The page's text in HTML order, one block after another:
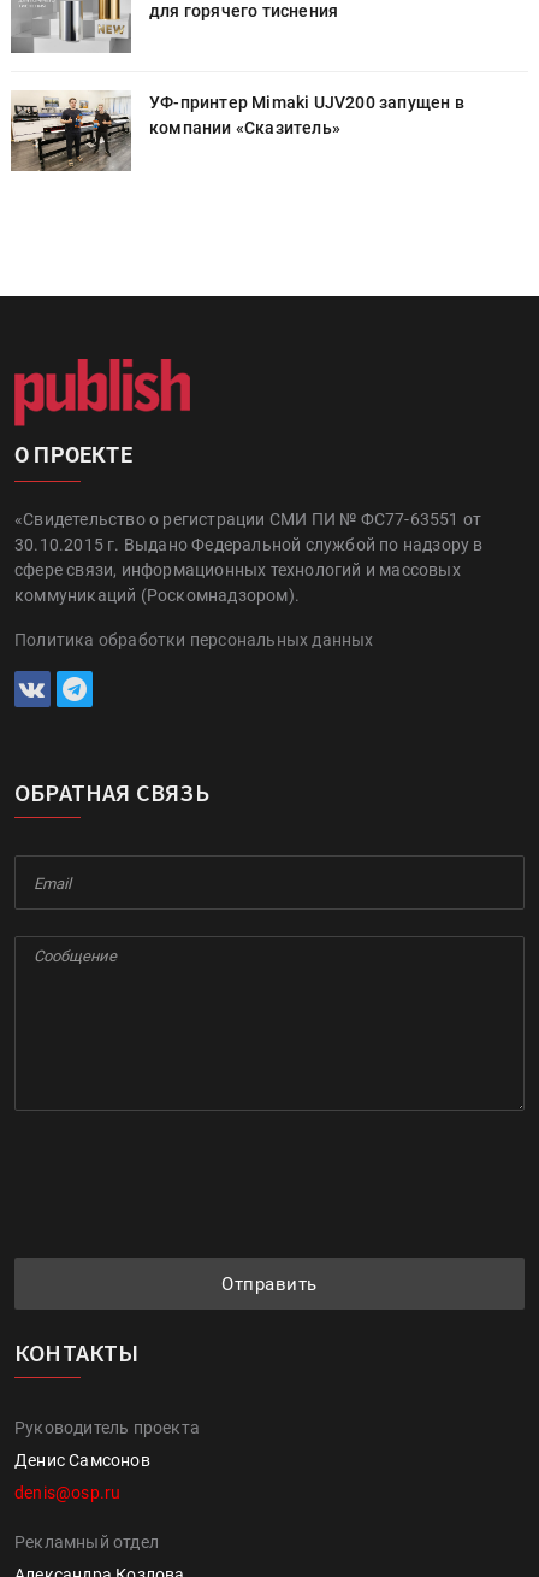
для горячего тиснения
УФ-принтер Mimaki UJV200 запущен в
компании «Сказитель»
О ПРОЕКТЕ
«Свидетельство о регистрации СМИ ПИ № ФС77-63551 от
30.10.2015 г. Выдано Федеральной службой по надзору в
сфере связи, информационных технологий и массовых
коммуникаций (Роскомнадзором).
Политика обработки персональных данных
ОБРАТНАЯ СВЯЗЬ
Отправить
КОНТАКТЫ
Руководитель проекта
Денис Самсонов
denis@osp.ru
Рекламный отдел